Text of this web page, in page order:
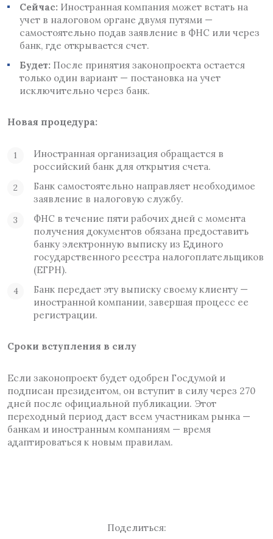
Сейчас: Иностранная компания может встать на
учет в налоговом органе двумя путями —
самостоятельно подав заявление в ФНС или через
банк, где открывается счет.
Будет: После принятия законопроекта остается
только один вариант — постановка на учет
исключительно через банк.
Новая процедура:
Иностранная организация обращается в
российский банк для открытия счета.
Банк самостоятельно направляет необходимое
заявление в налоговую службу.
ФНС в течение пяти рабочих дней с момента
получения документов обязана предоставить
банку электронную выписку из Единого
государственного реестра налогоплательщиков
(ЕГРН).
Банк передает эту выписку своему клиенту —
иностранной компании, завершая процесс ее
регистрации.
Сроки вступления в силу
Если законопроект будет одобрен Госдумой и
подписан президентом, он вступит в силу через 270
дней после официальной публикации. Этот
переходный период даст всем участникам рынка —
банкам и иностранным компаниям — время
адаптироваться к новым правилам.
Поделиться: